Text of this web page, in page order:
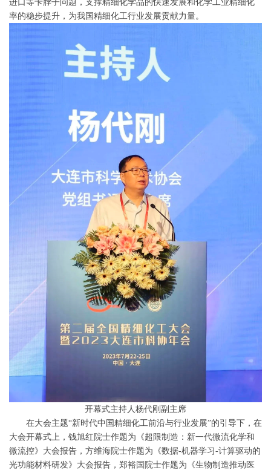
进口等卡脖子问题，支撑精细化学品的快速发展和化学工业精细化
率的稳步提升，为我国精细化工行业发展贡献力量。
开幕式主持人杨代刚副主席
在大会主题“新时代中国精细化工前沿与行业发展”的引导下，在
大会开幕式上，钱旭红院士作题为《超限制造：新一代微流化学和
微流控》大会报告，方维海院士作题为《数据-机器学习-计算驱动的
光功能材料研发》大会报告，郑裕国院士作题为《生物制造推动医